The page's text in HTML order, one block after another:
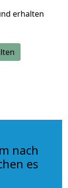
erhalten
nach
es